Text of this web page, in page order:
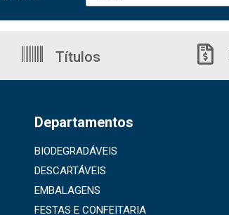
Títulos
Departamentos
BIODEGRADÁVEIS
DESCARTÁVEIS
EMBALAGENS
FESTAS E CONFEITARIA